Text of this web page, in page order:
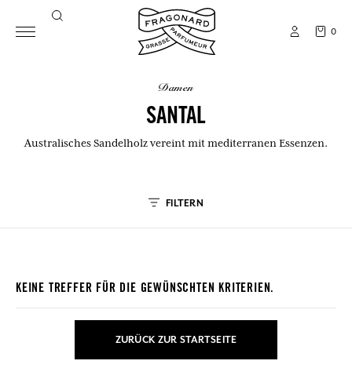
0
damen
SANTAL
Australisches Sandelholz vereint mit mediterranen Essenzen.
FILTERN
KEINE TREFFER FÜR DIE GEWÜNSCHTEN KRITERIEN.
ZURÜCK ZUR STARTSEITE